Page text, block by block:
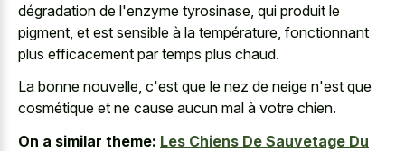
dégradation de l'enzyme tyrosinase, qui produit le
pigment, et est sensible à la température, fonctionnant
plus efficacement par temps plus chaud.
La bonne nouvelle, c'est que le nez de neige n'est que
cosmétique et ne cause aucun mal à votre chien.
On a similar theme: Les Chiens De Sauvetage Du